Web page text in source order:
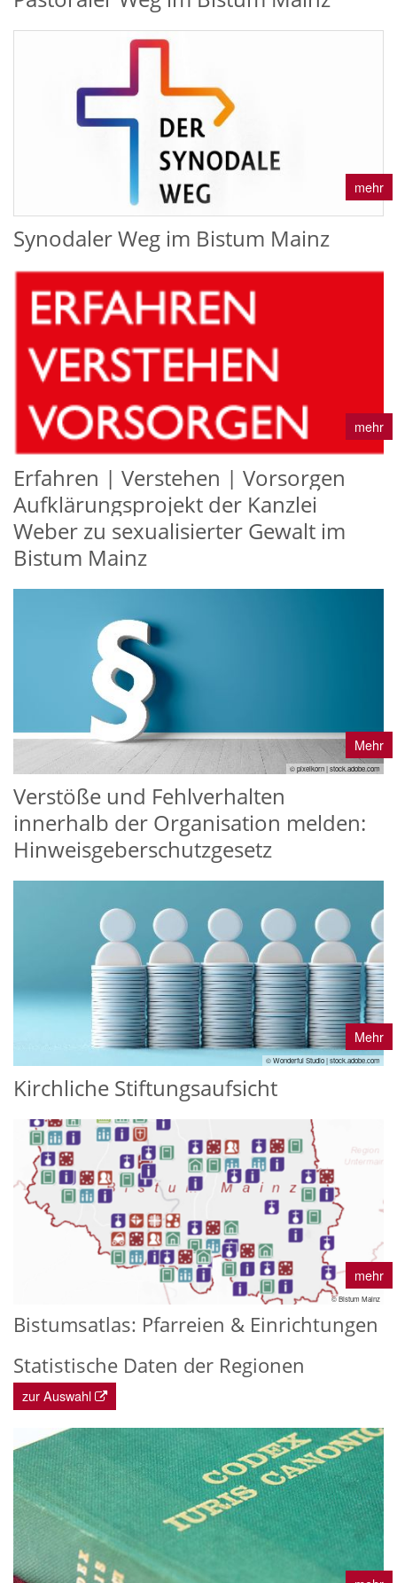
mehr
Synodaler Weg im Bistum Mainz
mehr
Erfahren | Verstehen | Vorsorgen
Aufklärungsprojekt der Kanzlei
Weber zu sexualisierter Gewalt im
Bistum Mainz
Mehr
© pixelkorn | stock.adobe.com
Verstöße und Fehlverhalten
innerhalb der Organisation melden:
Hinweisgeberschutzgesetz
Mehr
© Wonderful Studio | stock.adobe.com
Kirchliche Stiftungsaufsicht
mehr
© Bistum Mainz
Bistumsatlas: Pfarreien & Einrichtungen
Statistische Daten der Regionen
zur Auswahl